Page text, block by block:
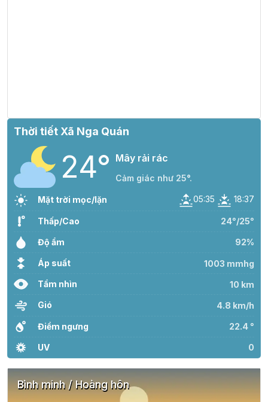
Thời tiết Xã Nga Quán
24° Mây rải rác
Cảm giác như 25°.
Mặt trời mọc/lặn 05:35 18:37
Thấp/Cao 24°/25°
Độ ẩm 92%
Áp suất 1003 mmhg
Tầm nhìn 10 km
Gió 4.8 km/h
Điểm ngưng 22.4 °
UV 0
Bình minh / Hoàng hôn